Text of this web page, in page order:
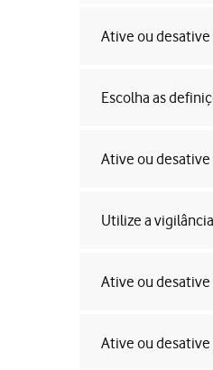
Ative ou
Escolha as
Ative ou desative
Utilize a
Ative ou desative
Ative ou